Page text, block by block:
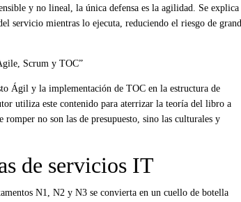
y no lineal, la única defensa es la agilidad. Se explica
servicio mientras lo ejecuta, reduciendo el riesgo de
Scrum y TOC”
Ágil y la implementación de TOC en la estructura de
utiliza este contenido para aterrizar la teoría del libro a
no son las de presupuesto, sino las culturales y
de servicios IT
N1, N2 y N3 se convierta en un cuello de botella